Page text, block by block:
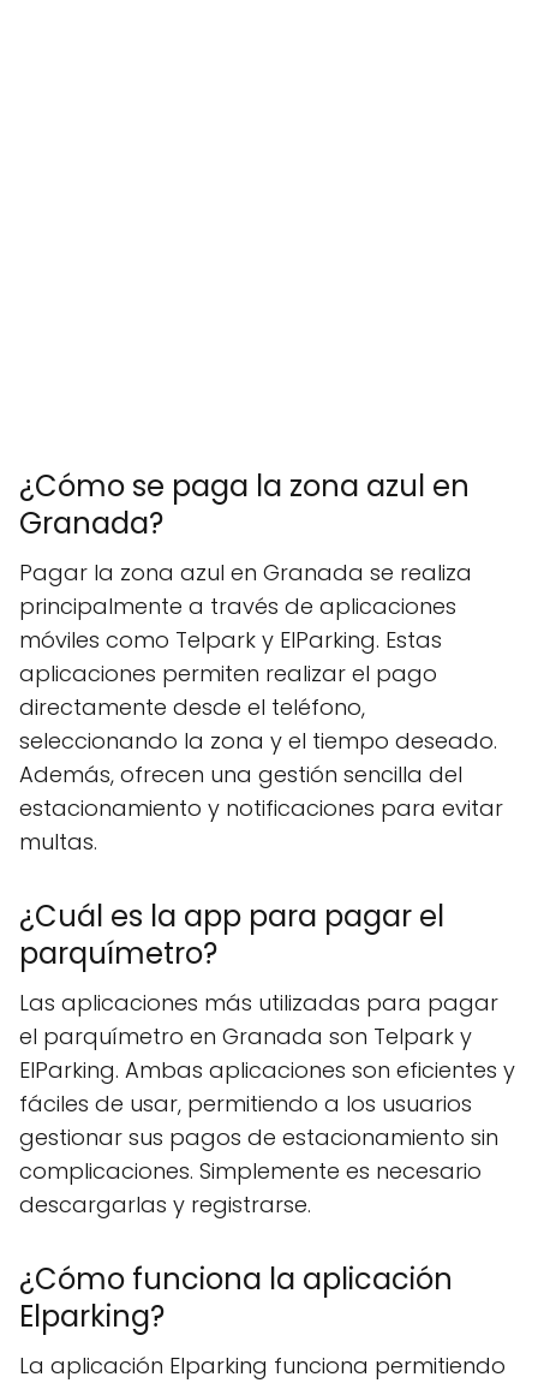
¿Cómo se paga la zona azul en
Granada?
Pagar la zona azul en Granada se realiza
principalmente a través de aplicaciones
móviles como Telpark y ElParking. Estas
aplicaciones permiten realizar el pago
directamente desde el teléfono,
seleccionando la zona y el tiempo deseado.
Además, ofrecen una gestión sencilla del
estacionamiento y notificaciones para evitar
multas.
¿Cuál es la app para pagar el
parquímetro?
Las aplicaciones más utilizadas para pagar
el parquímetro en Granada son Telpark y
ElParking. Ambas aplicaciones son eficientes y
fáciles de usar, permitiendo a los usuarios
gestionar sus pagos de estacionamiento sin
complicaciones. Simplemente es necesario
descargarlas y registrarse.
¿Cómo funciona la aplicación
Elparking?
La aplicación Elparking funciona permitiendo